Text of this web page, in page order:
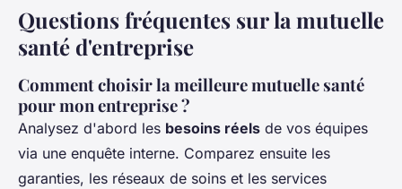
Questions fréquentes sur la mutuelle
santé d'entreprise
Comment choisir la meilleure mutuelle santé
pour mon entreprise ?
Analysez d'abord les besoins réels de vos équipes
via une enquête interne. Comparez ensuite les
garanties, les réseaux de soins et les services